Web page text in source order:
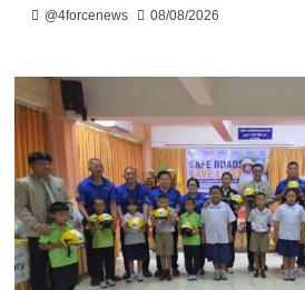
@4forcenews 08/08/2026